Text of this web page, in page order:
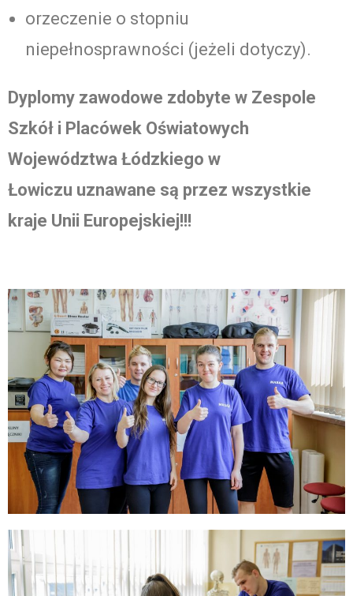
orzeczenie o stopniu
niepełnosprawności (jeżeli dotyczy).
Dyplomy zawodowe zdobyte w Zespole
Szkół i Placówek Oświatowych
Województwa Łódzkiego w
Łowiczu uznawane są przez wszystkie
kraje Unii Europejskiej!!!